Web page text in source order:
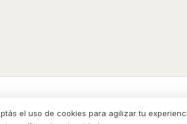
CATÁLOGOCONTACTO PRIVACIDAD DESDE
el uso de cookies para agilizar tu